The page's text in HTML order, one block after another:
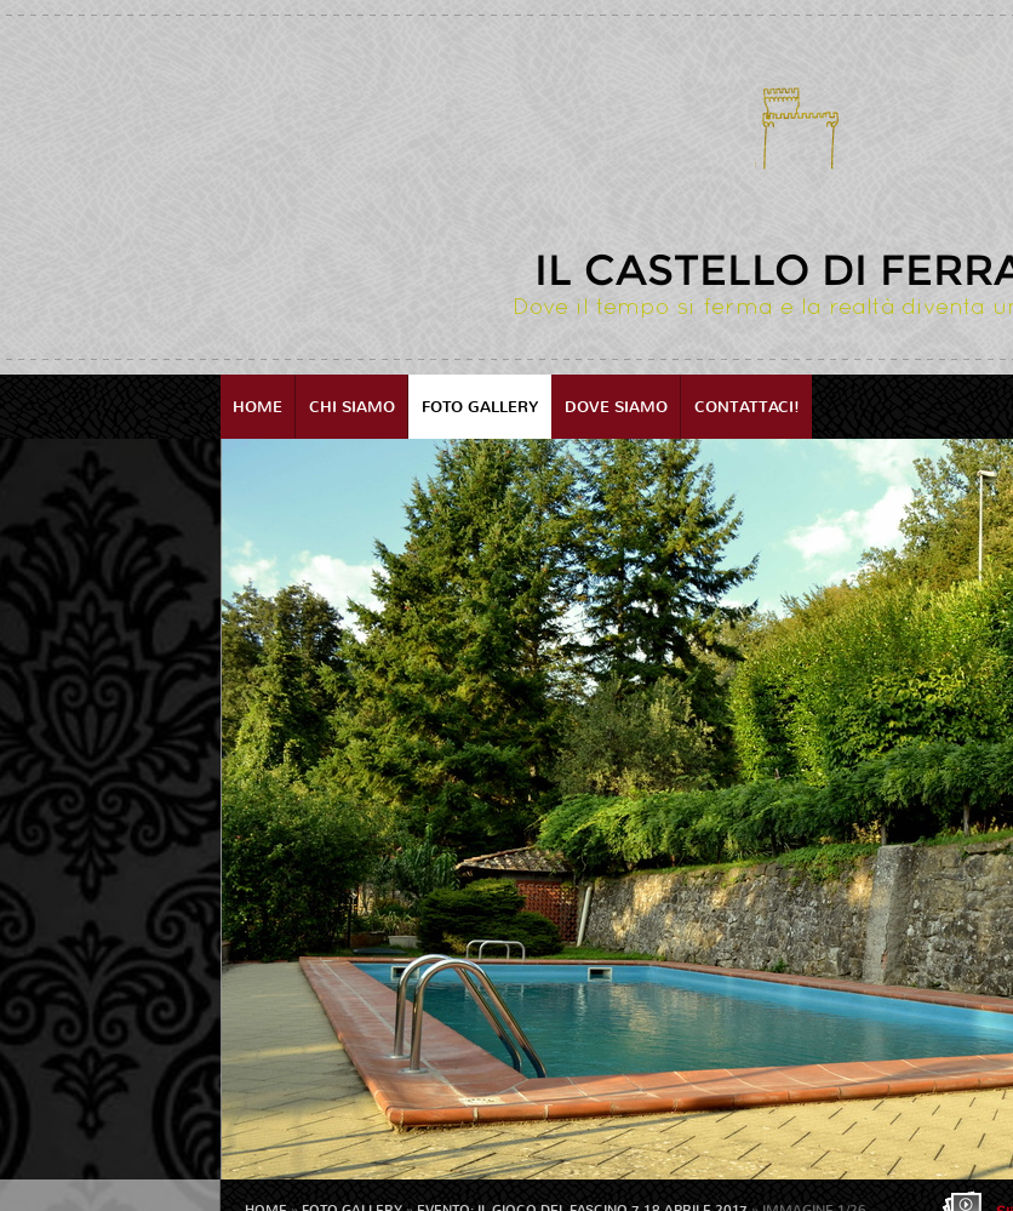
IL CASTELLO DI
Dove il tempo si ferma e la realtà diventa
HOME CHI SIAMO FOTO GALLERY DOVE SIAMO CONTATTACI!